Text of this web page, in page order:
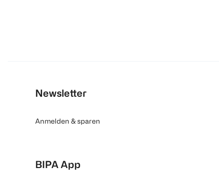
Newsletter
Anmelden & sparen
BIPA App